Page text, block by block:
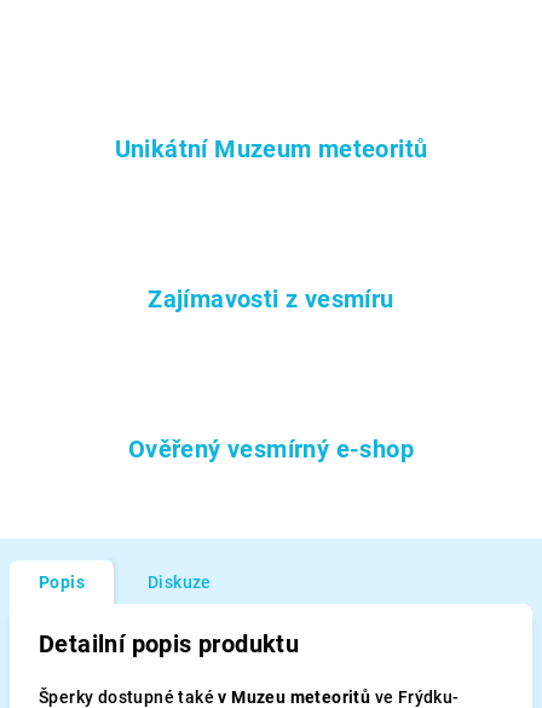
Unikátní Muzeum meteoritů
Zajímavosti z vesmíru
Ověřený vesmírný e-shop
Popis Diskuze
Detailní popis produktu
Šperky dostupné také v Muzeu meteoritů ve Frýdku-